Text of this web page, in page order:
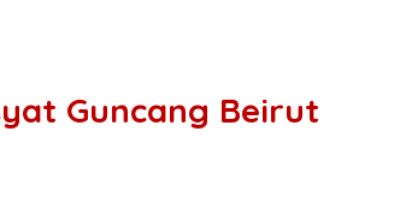
Guncang Beirut